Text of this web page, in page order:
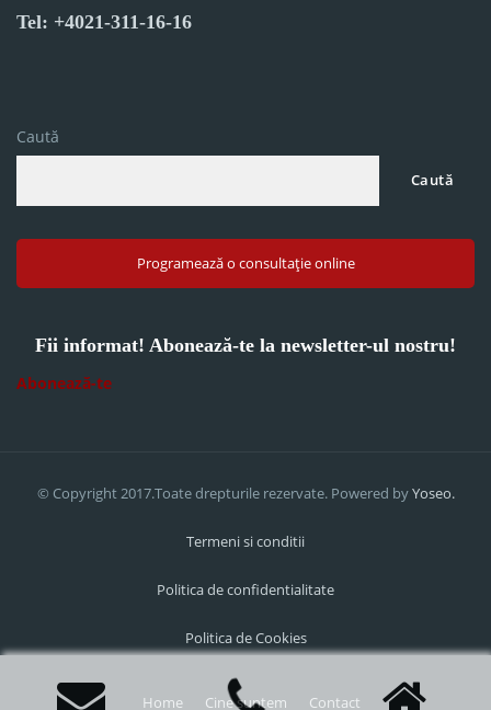
Tel: +4021-311-16-16
Caută
Caută
Programează o consultație online
Fii informat! Abonează-te la newsletter-ul nostru!
Abonează-te
© Copyright 2017.Toate drepturile rezervate. Powered byYoseo.
Termeni si conditii
Politica de confidentialitate
Politica de Cookies
Home Cine suntem Contact